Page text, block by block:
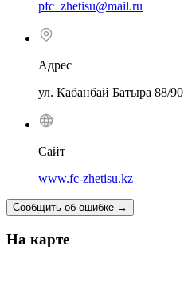
pfc_zhetisu@mail.ru
Адрес
ул. Кабанбай Батыра 88/90
Сайт
www.fc-zhetisu.kz
Сообщить об ошибке →
На карте